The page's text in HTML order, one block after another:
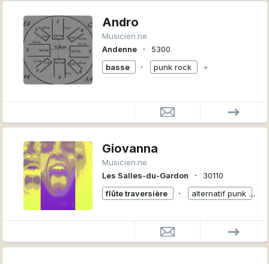
Andro
Musicien.ne
Andenne
∙
5300
basse
∙ punk rock +
Giovanna
Musicien.ne
Les Salles-du-Gardon
∙
30110
flûte traversière
∙ alternatif punk